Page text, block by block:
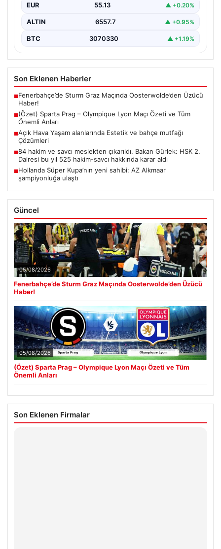
EUR 55.13 ▲ +0.20%
ALTIN 6557.7 ▲ +0.95%
BTC 3070330 ▲ +1.19%
Son Eklenen Haberler
■Fenerbahçe’de Sturm Graz Maçında Oosterwolde’den Üzücü
Haber!
■(Özet) Sparta Prag – Olympique Lyon Maçı Özeti ve Tüm
Önemli Anları
■Açık Hava Yaşam alanlarında Estetik ve bahçe mutfağı
Çözümleri
■84 hakim ve savcı meslekten çıkarıldı. Bakan Gürlek: HSK 2.
Dairesi bu yıl 525 hakim-savcı hakkında karar aldı
■Hollanda Süper Kupa’nın yeni sahibi: AZ Alkmaar
şampiyonluğa ulaştı
Güncel
05/08/2026
Fenerbahçe’de Sturm Graz Maçında Oosterwolde’den Üzücü
Haber!
05/08/2026
(Özet) Sparta Prag – Olympique Lyon Maçı Özeti ve Tüm
Önemli Anları
Son Eklenen Firmalar